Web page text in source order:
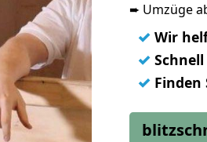
➨ Umzüge
✓ Wir
✓
✓ Finden